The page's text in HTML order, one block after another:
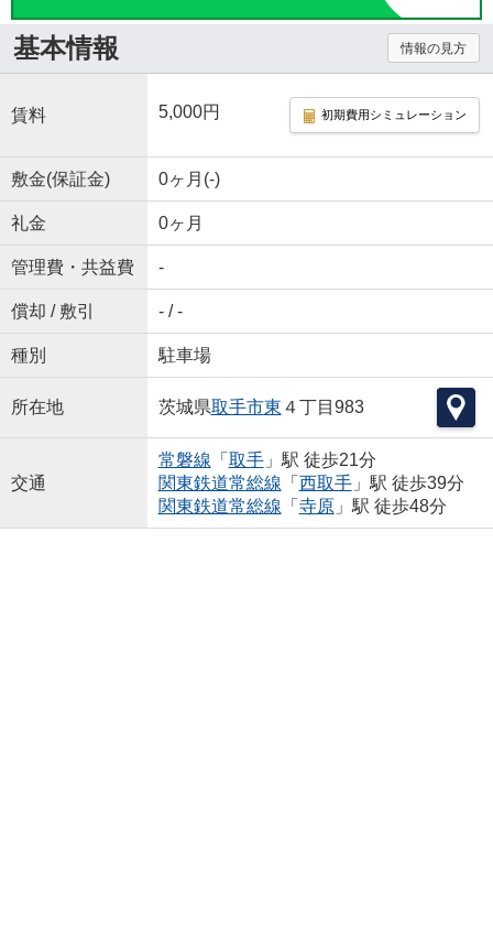
基本情報 情報の見方
賃料 5,000円 初期費用シミュレーション
敷金(保証金) 0ヶ月(-)
礼金 0ヶ月
管理費・共益費 -
償却 / 敷引 - / -
種別 駐車場
所在地 茨城県取手市東 ４丁目983
交通
常磐線 「 取手」駅 徒歩21分
関東鉄道常総線 「 西取手」駅 徒歩39分
関東鉄道常総線 「 寺原」駅 徒歩48分